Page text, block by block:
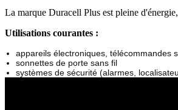
La marque Duracell Plus est pleine
Utilisations courantes :
appareils électroniques, télécommandes
sonnettes de porte sans fil
systèmes de sécurité (alarmes,